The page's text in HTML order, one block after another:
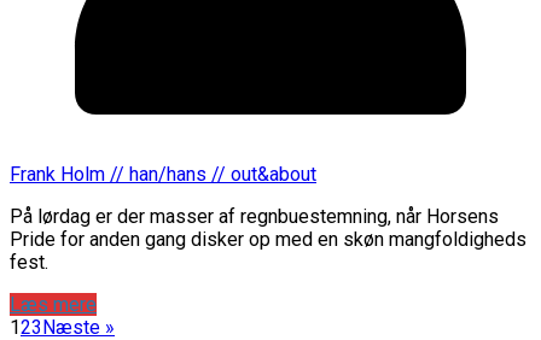
Frank Holm // han/hans // out&about
På lørdag er der masser af regnbuestemning, når Horsens
Pride for anden gang disker op med en skøn mangfoldigheds
fest.
Læs mere
123Næste »